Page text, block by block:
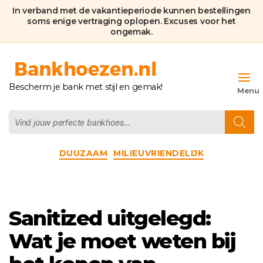
In verband met de vakantieperiode kunnen bestellingen
soms enige vertraging oplopen. Excuses voor het
ongemak.
Bankhoezen.nl
Bescherm je bank met stijl en gemak!
zoeken
Categorieën
DUUZAAM MILIEUVRIENDELIJK
Sanitized uitgelegd:
Wat je moet weten bij